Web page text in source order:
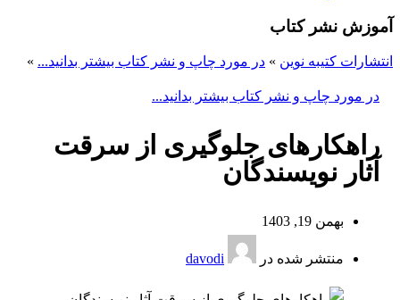
آموزش نشر کتاب
انتشارات کتیبه نوین » در مورد چاپ و نشر کتاب بیشتر بدانید... »
در مورد چاپ و نشر کتاب بیشتر بدانید...
راهکارهای جلوگیری از سرقت
آثار نویسندگان
بهمن 19, 1403
منتشر شده در davodi